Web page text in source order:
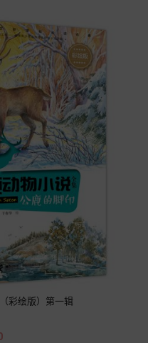
彩绘版）第一辑